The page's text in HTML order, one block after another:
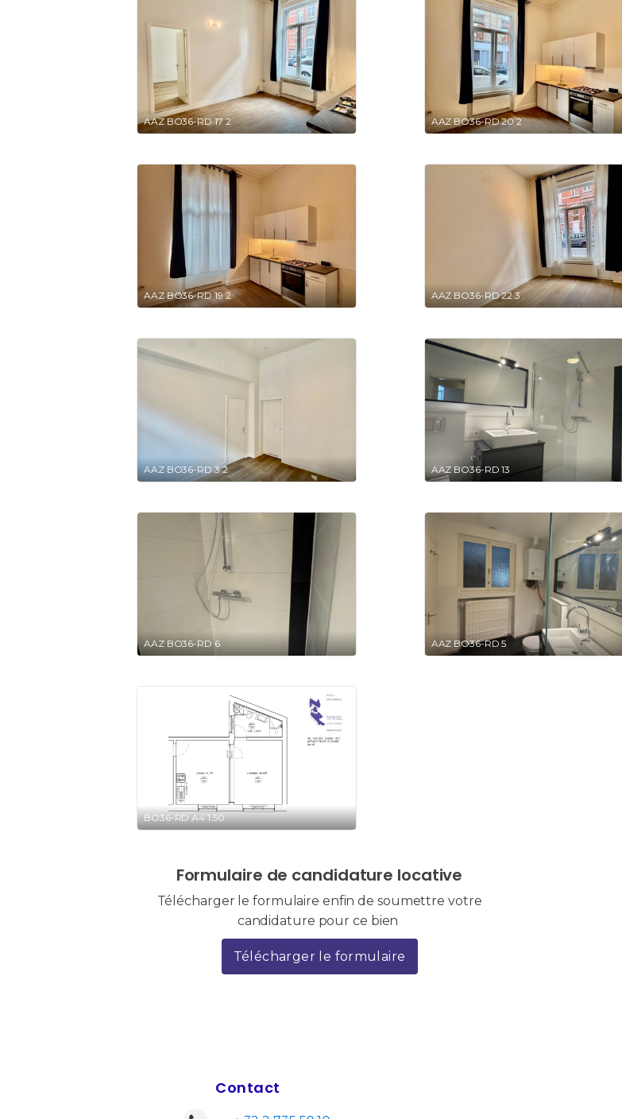
AAZ BO36-RD 17 2 AAZ BO36-RD 20 2
AAZ BO36-RD 19 2 AAZ BO36-RD 22 3
AAZ BO36-RD 3 2 AAZ BO36-RD 13
AAZ BO36-RD 6 AAZ BO36-RD 5
BO36-RD A4 1.50
Formulaire de candidature locative
Télécharger le formulaire enfin de soumettre votre
candidature pour ce bien
Télécharger le formulaire
Contact